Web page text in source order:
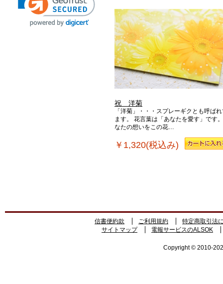
祝 洋菊
「洋菊」・・・スプレーギクとも呼ば
ます。 花言葉は「あなたを愛す」です
なたの想いをこの花…
￥1,320(税込み)
信書便約款 ご利用規約
特定商取引法
サイトマップ
電報サービスのALSOK
Copyright © 2010-